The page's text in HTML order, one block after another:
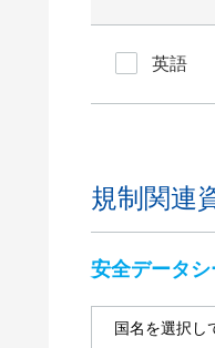
英語
規制関連
安全データシ